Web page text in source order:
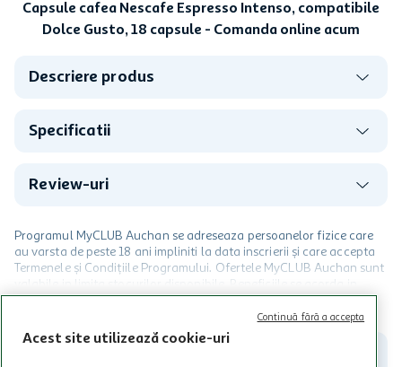
Capsule cafea Nescafe Espresso Intenso, compatibile
Dolce Gusto, 18 capsule - Comanda online acum
Descriere produs
Specificatii
Review-uri
Programul MyCLUB Auchan se adreseaza persoanelor fizice care
au varsta de peste 18 ani impliniti la data inscrierii și care accepta
Termenele și Condițiile Programului. Ofertele MyCLUB Auchan sunt
limita a 12 unitati / card client o singura data in perioada promotiei.
Cardul poate fi utilizat doar in legatura cu magazinele Auchan
participante și pentru acțiuni promotionale indicate de Auchan si
Acest site utilizează cookie-uri
Continuă fără a accepta